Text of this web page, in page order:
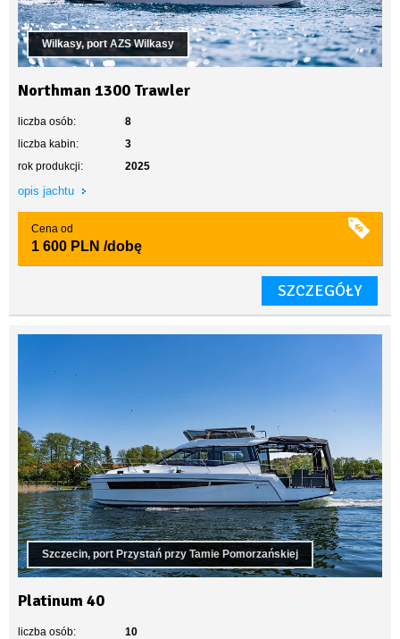
Wilkasy, port AZS Wilkasy
Northman 1300 Trawler
liczba osób:
8
liczba kabin:
3
rok produkcji:
2025
opis jachtu
Cena od
1 600 PLN /dobę
SZCZEGÓŁY
Szczecin, port Przystań przy Tamie Pomorzańskiej
Platinum 40
liczba osób:
10